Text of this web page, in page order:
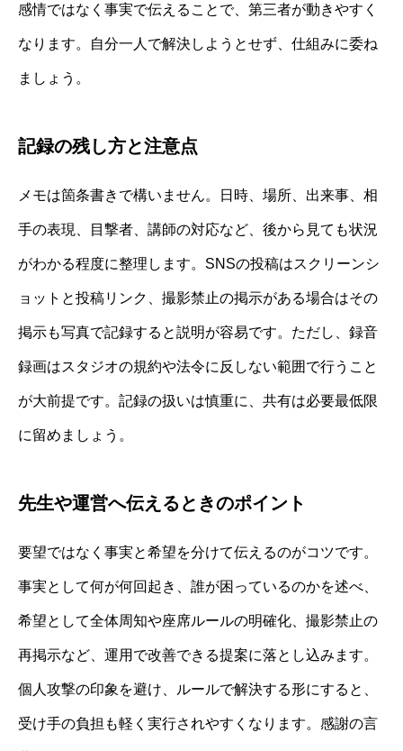
感情ではなく事実で伝えることで、第三者が動きやすく
なります。自分一人で解決しようとせず、仕組みに委ね
ましょう。
記録の残し方と注意点
メモは箇条書きで構いません。日時、場所、出来事、相
手の表現、目撃者、講師の対応など、後から見ても状況
がわかる程度に整理します。SNSの投稿はスクリーンシ
ョットと投稿リンク、撮影禁止の掲示がある場合はその
掲示も写真で記録すると説明が容易です。ただし、録音
録画はスタジオの規約や法令に反しない範囲で行うこと
が大前提です。記録の扱いは慎重に、共有は必要最低限
に留めましょう。
先生や運営へ伝えるときのポイント
要望ではなく事実と希望を分けて伝えるのがコツです。
事実として何が何回起き、誰が困っているのかを述べ、
希望として全体周知や座席ルールの明確化、撮影禁止の
再掲示など、運用で改善できる提案に落とし込みます。
個人攻撃の印象を避け、ルールで解決する形にすると、
受け手の負担も軽く実行されやすくなります。感謝の言